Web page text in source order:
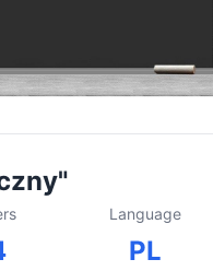
Language
PL